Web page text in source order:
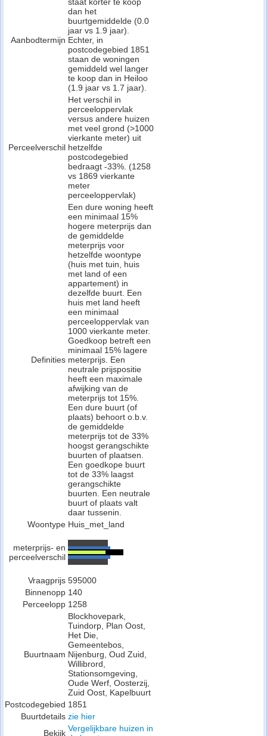
Aanbodtermijn
dan het
buurtgemiddelde (0.0
jaar vs 1.9 jaar).
Echter, in
postcodegebied 1851
staan de woningen
gemiddeld wel langer
te koop dan in Heiloo
(1.9 jaar vs 1.7 jaar).
Perceelverschil
Het verschil in
perceeloppervlak
versus andere huizen
met veel grond (>1000
vierkante meter) uit
hetzelfde
postcodegebied
bedraagt -33%. (1258
vs 1869 vierkante
meter
perceeloppervlak)
Definities
Een dure woning heeft
een minimaal 15%
hogere meterprijs dan
de gemiddelde
meterprijs voor
hetzelfde woontype
(huis met tuin, huis
met land of een
appartement) in
dezelfde buurt. Een
huis met land heeft
een minimaal
perceeloppervlak van
1000 vierkante meter.
Goedkoop betreft een
minimaal 15% lagere
meterprijs. Een
neutrale prijspositie
heeft een maximale
afwijking van de
meterprijs tot 15%.
Een dure buurt (of
plaats) behoort o.b.v.
de gemiddelde
meterprijs tot de 33%
hoogst gerangschikte
buurten of plaatsen.
Een goedkope buurt
tot de 33% laagst
gerangschikte
buurten. Een neutrale
buurt of plaats valt
daar tussenin.
Woontype Huis_met_land
meterprijs- en
perceelverschil
Vraagprijs 595000
Binnenopp 140
Perceelopp 1258
Buurtnaam
Blockhovepark,
Tuindorp, Plan Oost,
Het Die,
Gemeentebos,
Nijenburg, Oud Zuid,
Willibrord,
Stationsomgeving,
Oude Werf, Oosterzij,
Zuid Oost, Kapelbuurt
Postcodegebied 1851
Buurtdetails zie hier
Bekijk Vergelijkbare huizen in